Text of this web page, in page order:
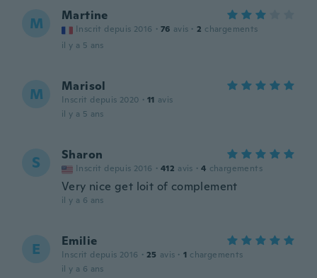
M Martine
Inscrit depuis 2016 · 76 avis · 2 chargements
il y a 5 ans
M Marisol
Inscrit depuis 2020 · 11 avis
il y a 5 ans
S Sharon
Inscrit depuis 2016 · 412 avis · 4 chargements
Very nice get loit of complement
il y a 6 ans
E Emilie
Inscrit depuis 2016 · 25 avis · 1 chargements
il y a 6 ans